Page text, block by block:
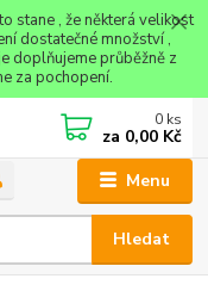
stane , že některá velikost
dostatečné množství ,
doplňujeme průběžně z
za pochopení.
Menu
Hledat
0 ks
za 0,00 Kč